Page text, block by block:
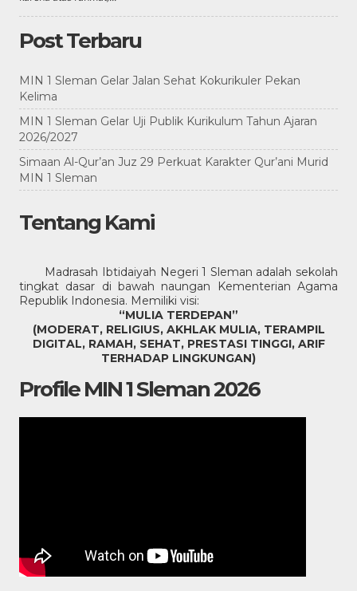
Post Terbaru
MIN 1 Sleman Gelar Jalan Sehat Kokurikuler Pekan
Kelima
MIN 1 Sleman Gelar Uji Publik Kurikulum Tahun Ajaran
2026/2027
Simaan Al-Qur’an Juz 29 Perkuat Karakter Qur’ani Murid
MIN 1 Sleman
Tentang Kami
Madrasah Ibtidaiyah Negeri 1 Sleman adalah sekolah
tingkat dasar di bawah naungan Kementerian Agama
Republik Indonesia. Memiliki visi:
“MULIA TERDEPAN”
(MODERAT, RELIGIUS, AKHLAK MULIA, TERAMPIL
DIGITAL, RAMAH, SEHAT, PRESTASI TINGGI, ARIF
TERHADAP LINGKUNGAN)
Profile MIN 1 Sleman 2026